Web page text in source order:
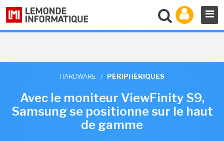
HARDWARE / PÉRIPHÉRIQUES
Avec le moniteur ViewFinity S9,
Samsung se positionne sur le haut
de gamme